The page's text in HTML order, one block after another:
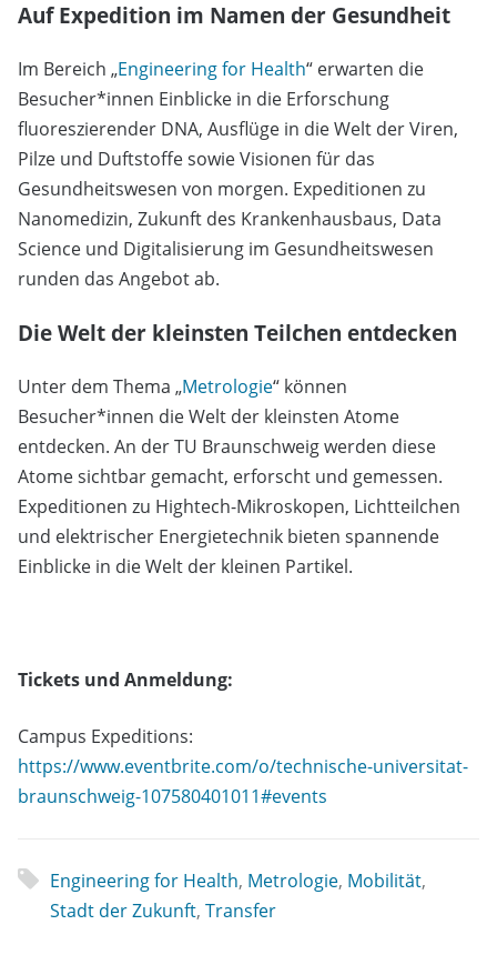
Auf Expedition im Namen der Gesundheit
Im Bereich „Engineering for Health“ erwarten die
Besucher*innen Einblicke in die Erforschung
fluoreszierender DNA, Ausflüge in die Welt der Viren,
Pilze und Duftstoffe sowie Visionen für das
Gesundheitswesen von morgen. Expeditionen zu
Nanomedizin, Zukunft des Krankenhausbaus, Data
Science und Digitalisierung im Gesundheitswesen
runden das Angebot ab.
Die Welt der kleinsten Teilchen entdecken
Unter dem Thema „Metrologie“ können
Besucher*innen die Welt der kleinsten Atome
entdecken. An der TU Braunschweig werden diese
Atome sichtbar gemacht, erforscht und gemessen.
Expeditionen zu Hightech-Mikroskopen, Lichtteilchen
und elektrischer Energietechnik bieten spannende
Einblicke in die Welt der kleinen Partikel.
Tickets und Anmeldung:
Campus Expeditions:
https://www.eventbrite.com/o/technische-universitat-
braunschweig-107580401011#events
Engineering for Health, Metrologie, Mobilität,
Stadt der Zukunft, Transfer